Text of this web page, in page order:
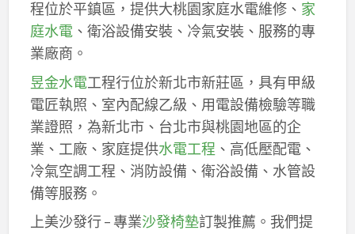
程位於平鎮區，提供大桃園家庭水電維修、 家
庭水電、衛浴設備安裝、冷氣安裝、服務的專
業廠商。
昱金水電工程行位於新北市新莊區，具有甲級
電匠執照、室內配線乙級、用電設備檢驗等職
業證照，為新北市、台北市與桃園地區的企
業、工廠、家庭提供水電工程 、高低壓配電、
冷氣空調工程、消防設備、衛浴設備、水管設
備等服務。
上美沙發行 – 專業沙發椅墊訂製推薦。我們提